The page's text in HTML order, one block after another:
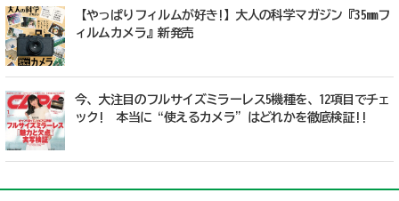
【やっぱりフィルムが好き!】大人の科学マガジン『35mmフ
ィルムカメラ』新発売
今、大注目のフルサイズミラーレス5機種を、12項目でチェ
ック! 本当に“使えるカメラ”はどれかを徹底検証!!